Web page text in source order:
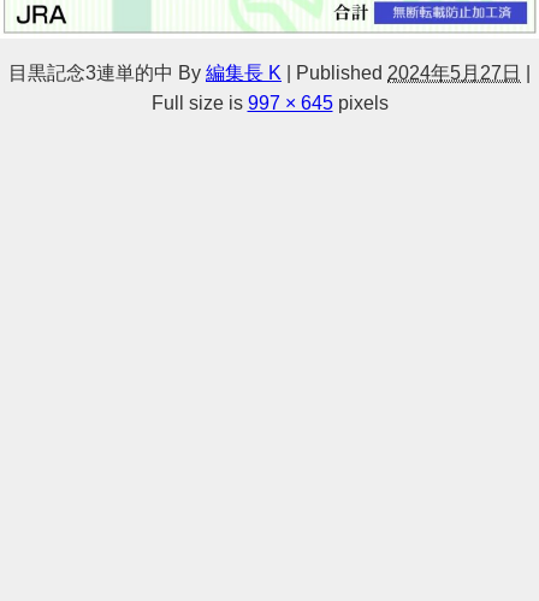
目黒記念3連単的中 By 編集長 K Published 2024年5月27日
Full size is 997 × 645pixels